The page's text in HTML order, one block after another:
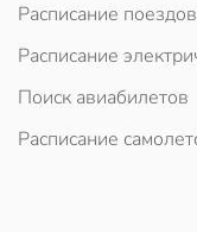
Расписание поездов
Расписание
Поиск авиабилетов
Расписание